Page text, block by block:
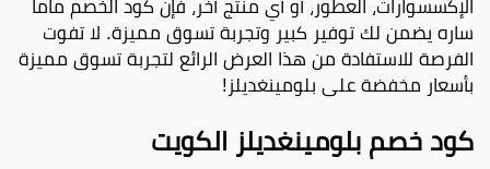
ساره يضمن لك توفير كبير وتجربة تسوق مميزة. لا تفوت
الفرصة للاستفادة من هذا العرض الرائع لتجربة تسوق مميزة
بأسعار مخفضة على بلومينغديلز!
كود خصم بلومينغديلز الكويت